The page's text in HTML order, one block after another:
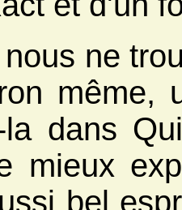
ne
même,
la dans
mieux
bel